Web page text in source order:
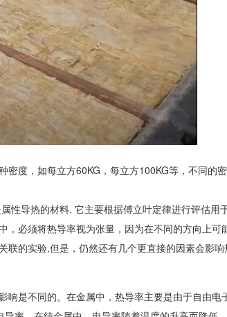
密度，如每立方60KG，每立方100KG等，不同的
性导热的材料. 它主要根据傅立叶定律进行评估
，必须将热导率视为张量，因为在不同的方向上可
联的实验,但是，仍然还有几个更直接的因素会影
响是不同的。在金属中，热导率主要是由于自由